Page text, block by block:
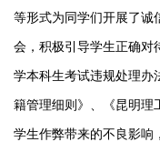
等形式为同学们开展了诚
会，积极引导学生正确对
学本科生考试违规处理办
籍管理细则》、 《昆明理
学生作弊带来的不良影响